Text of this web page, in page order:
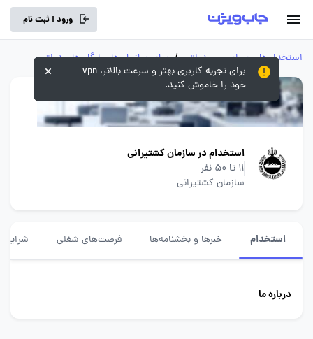
ورود | ثبت نام
استخدام‌های سراسری و دولتی / سایر سازمان‌ها و ارگان‌های دولتی
استخدام در سازمان کشتیرانی
11 تا 50 نفر
سازمان کشتیرانی
استخدام خبرها و بخشنامه‌ها فرصت‌های شغلی شرایط
درباره ما
برای تجربه کاربری بهتر و سرعت بالاتر، vpn
خود را خاموش کنید.